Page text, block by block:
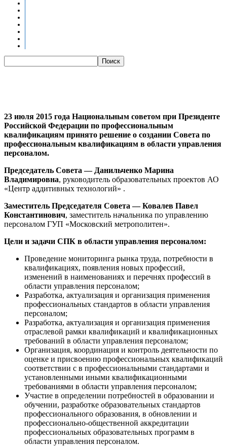
23 июля 2015 года Национальным советом при Президенте
Российской Федерации по профессиональным
квалификациям принято решение о создании Совета по
профессиональным квалификациям в области управления
персоналом.
Председатель Совета — Данильченко Марина
Владимировна, руководитель образовательных проектов АО
«Центр аддитивных технологий» .
Заместитель Председателя Совета — Ковалев Павел
Константинович, заместитель начальника по управлению
персоналом ГУП «Московский метрополитен».
Цели и задачи СПК в области управления персоналом:
Проведение мониторинга рынка труда, потребности в
квалификациях, появления новых профессий,
изменений в наименованиях и перечнях профессий в
области управления персоналом;
Разработка, актуализация и организация применения
профессиональных стандартов в области управления
персоналом;
Разработка, актуализация и организация применения
отраслевой рамки квалификаций и квалификационных
требований в области управления персоналом;
Организация, координация и контроль деятельности по
оценке и присвоению профессиональных квалификаций
соответствии с в профессиональными стандартами и
установленными иными квалификационными
требованиями в области управления персоналом;
Участие в определении потребностей в образовании и
обучении, разработке образовательных стандартов
профессионального образования, в обновлении и
профессионально-общественной аккредитации
профессиональных образовательных программ в
области управления персоналом.